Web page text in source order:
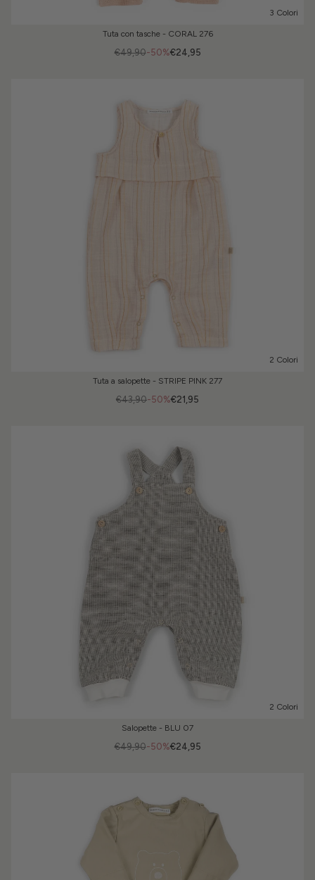
3 Colori
Tuta con tasche - CORAL 276
-50%
€49,90 €24,95
2 Colori
Tuta a salopette - STRIPE PINK 277
-50%
€43,90 €21,95
2 Colori
Salopette - BLU 07
-50%
€49,90 €24,95